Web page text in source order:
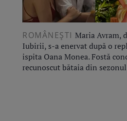
ROMÂNEŞTI Maria Avram,
Iubirii, s-a enervat după o
ispita Oana Monea. Fostă
recunoscut bătaia din